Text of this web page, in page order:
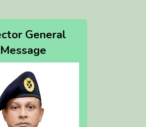
General
Message